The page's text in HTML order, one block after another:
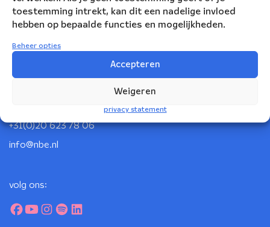
toestemming intrekt, kan dit een nadelige invloed
hebben op bepaalde functies en mogelijkheden.
Beheer opties
Accepteren
Weigeren
privacy statement
Nederlands Blazers Ensemble
Korte Leidsedwarsstraat 12
+31(0)20 623 78 06
info@nbe.nl
volg ons: